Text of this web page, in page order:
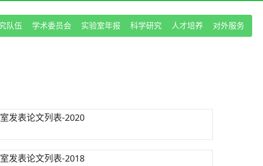
队伍 学术委员会 实验室年报 科学研究 人才培养 对外服务
发表论文列表-2020
发表论文列表-2018